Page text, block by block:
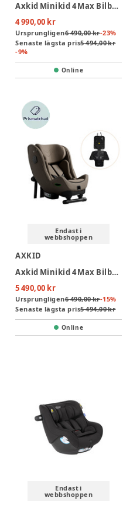
Axkid Minikid 4 Max Bilbarnstol Inkl. Sparkskydd - Glacier Lake BLue
4 990,00 kr
Ursprungligen6 490,00 kr-23%
Senaste lägsta pris5 494,00 kr
-9%
Online
Endast i
webbshoppen
AXKID
Axkid Minikid 4 Max Bilbarnstol Inkl. Sparkskydd - Driftwood Beige
5 490,00 kr
Ursprungligen6 490,00 kr-15%
Senaste lägsta pris5 494,00 kr
Online
Endast i
webbshoppen